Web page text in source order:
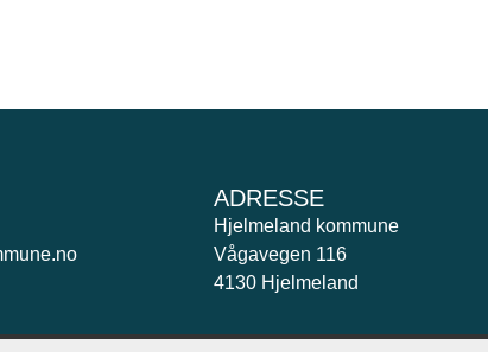
ADRESSE
Hjelmeland kommune
Vågavegen 116
4130 Hjelmeland